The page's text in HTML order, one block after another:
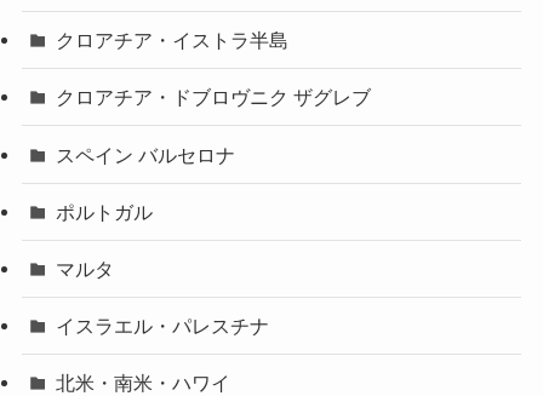
クロアチア・イストラ半島
クロアチア・ドブロヴニク ザグレブ
スペイン バルセロナ
ポルトガル
マルタ
イスラエル・パレスチナ
北米・南米・ハワイ